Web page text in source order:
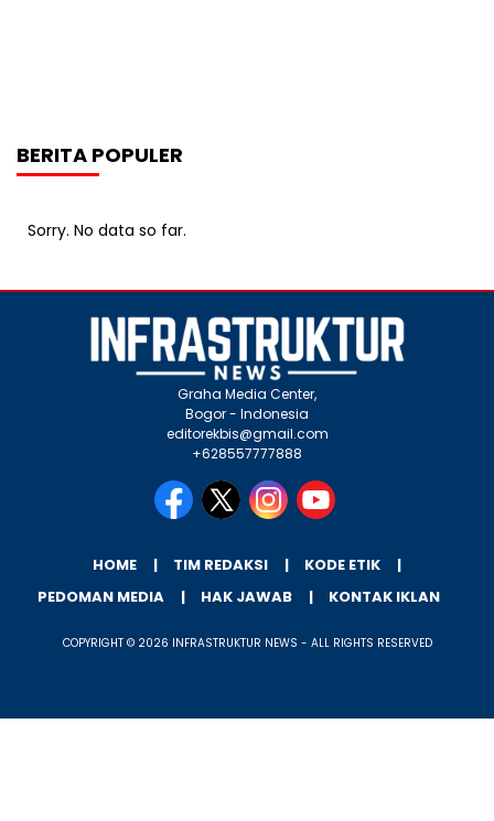
BERITA POPULER
Sorry. No data so far.
Graha Media Center,
Bogor - Indonesia
editorekbis@gmail.com
+628557777888
HOME TIM REDAKSI
KODE ETIK
PEDOMAN MEDIA
HAK JAWAB KONTAK IKLAN
COPYRIGHT © 2026 INFRASTRUKTUR NEWS - ALL RIGHTS RESERVED